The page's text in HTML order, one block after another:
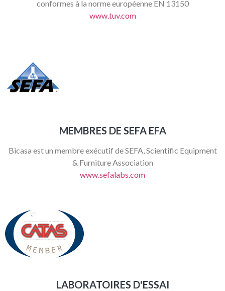
conformes à la norme européenne EN 13150
www.tuv.com
MEMBRES DE SEFA EFA
Bicasa est un membre exécutif de SEFA, Scientific Equipment
& Furniture Association
www.sefalabs.com
LABORATOIRES D'ESSAI